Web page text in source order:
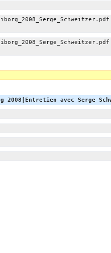
avec Serge